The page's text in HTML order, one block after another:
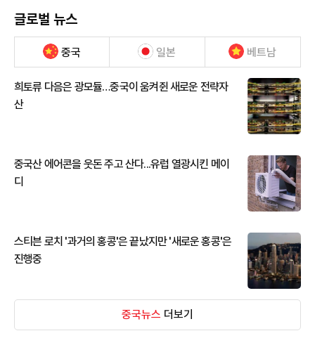
글로벌 뉴스
중국 일본 베트남
희토류 다음은 광모듈…중국이 움켜쥔 새로운 전략자
산
중국산 에어콘을 웃돈 주고 산다...유럽 열광시킨 메이
디
스티븐 로치 '과거의 홍콩'은 끝났지만 '새로운 홍콩'은
진행중
중국뉴스 더보기